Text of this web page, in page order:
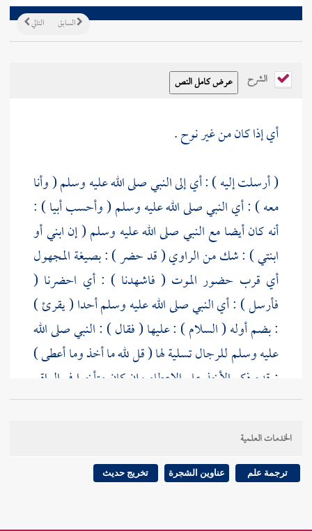
التالي السابق
الشرح
أي إذا كان من غير نوح .
( أرسلت إليه ) : أي إلى النبي صلى الله عليه وسلم ( وأنا
معه ) : أي النبي صلى الله عليه وسلم ( وأحسبأبيا) :
أنه كان أيضا مع النبي صلى الله عليه وسلم ( إن ابني أو
ابنتي ) : شك من الراوي ( قد حضر ) : بصيغة المجهول
أي قرب حضور الموت ( فاشهدنا ) : أي احضرنا (
فأرسل ) : أي النبي صلى الله عليه وسلم أحدا ( يقرئ )
: بضم أوله ( السلام ) : عليها ( فقال ) : النبي صلى الله
عليه وسلم للرجال تسلية لها ( قل لله ما أخذ وما أعطى )
: قدم ذكر الأخذ على الإعطاء وإن كان متأخرا في الواقع
لما يقتضيه المقام ، والمعنى أن الذي أراد الله أن يأخذه هو
الذي كان أعطاه ، فإن أخذه أخذ ما هو له ، فلا ينبغي
الجزع ، لأن مستودع الأمانة لا ينبغي له أن يجزع إذا
استعيدت منه . وما في الموضعين مصدرية ، ويحتمل أن
الأخذ والإعفاء ، وعلى[ص:305 ] الثاني لله الذي
الخدمات العلمية
ترجمة علم عناوين الشجرة تخريج حديث